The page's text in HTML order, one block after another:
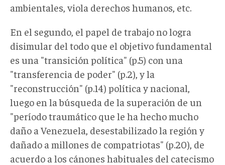
ambientales, viola derechos humanos, etc.
En el segundo, el papel de trabajo no logra
disimular del todo que el objetivo fundamental
es una "transición política" (p.5) con una
"transferencia de poder" (p.2), y la
"reconstrucción" (p.14) política y nacional,
luego en la búsqueda de la superación de un
"período traumático que le ha hecho mucho
daño a Venezuela, desestabilizado la región y
dañado a millones de compatriotas" (p.20), de
acuerdo a los cánones habituales del catecismo